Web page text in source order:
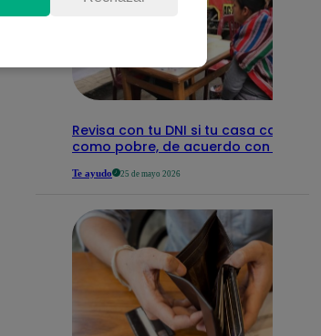
Revisa con tu DNI si tu casa califica
como pobre, de acuerdo con el Sisfoh
Te ayudo 25 de mayo 2026